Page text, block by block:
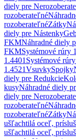
diely pre
rozoberateľné
rozoberateľnéZátky
diely pre Nástenky
FKMNáhradné diely
FKMSystémové rúry
1.4401 Systémové
1.4521VsuvkySpojky
diely pre Redukcie
kusyNáhradné diely
diely pre
rozoberateľné
rozoberateľnéZátky
ušľachtilá oceľ,
ušľachtilá oceľ,